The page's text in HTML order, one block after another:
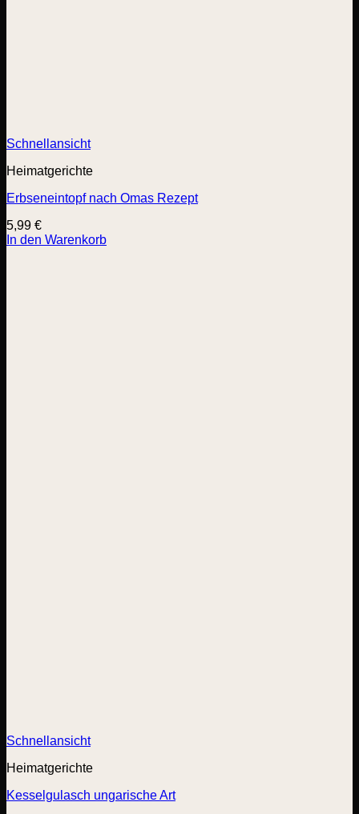
Schnellansicht
Heimatgerichte
Erbseneintopf nach Omas Rezept
5,99 €
In den Warenkorb
Schnellansicht
Heimatgerichte
Kesselgulasch ungarische Art